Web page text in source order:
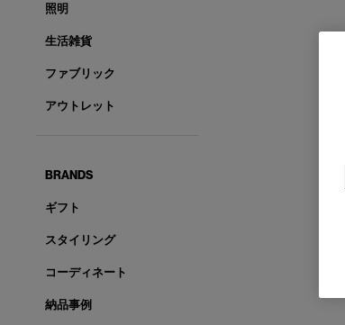
照明
生活雑貨
ファブリック
アウトレット
BRANDS
ギフト
スタイリング
コーディネート
納品事例